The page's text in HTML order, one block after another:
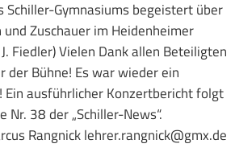
Schiller-Gymnasiums begeistert über
Zuschauer im Heidenheimer
Fiedler) Vielen Dank allen Beteiligten
der Bühne! Es war wieder ein
ausführlicher Konzertbericht folgt
Nr. 38 der „Schiller-News“.
Rangnick lehrer.rangnick@gmx.de